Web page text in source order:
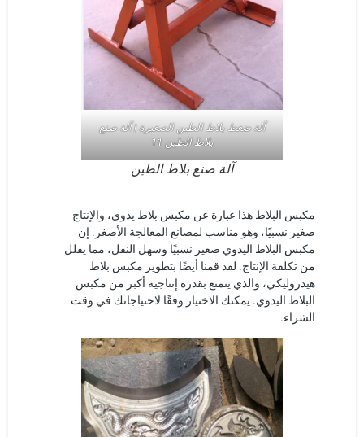
آلة ضغط بلاط الطين الصغيرة | آلة صنع
بلاط الطين 11
آلة صنع بلاط الطين
مكبس البلاط هذا عبارة عن مكبس بلاط يدوي، والإنتاج
صغير نسبيًا، وهو مناسب لمصانع المعالجة الأصغر. إن
مكبس البلاط اليدوي صغير نسبيًا وسهل النقل، مما يقلل
من تكلفة الإنتاج. لقد قمنا أيضًا بتطوير مكبس بلاط
هيدروليكي، والذي يتمتع بقدرة إنتاجية أكبر من مكبس
البلاط اليدوي. يمكنك الاختيار وفقًا لاحتياجاتك في وقت
الشراء.